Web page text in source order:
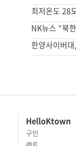
HelloKtown
구인